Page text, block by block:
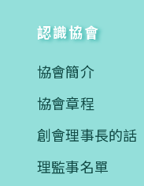
認識協會
協會簡介
協會章程
創會理事長的話
理監事名單